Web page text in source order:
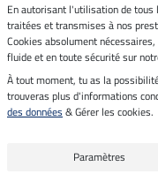
Paiement sécurisé
Dernière
Tous les prix
En autorisant l'utilisation de tous
traitées et transmises à nos
Cookies absolument
fluide et en toute sécurité sur
À tout moment, tu as la
trouveras plus d'informations
des données & Gérer les cookies.
Paramètres